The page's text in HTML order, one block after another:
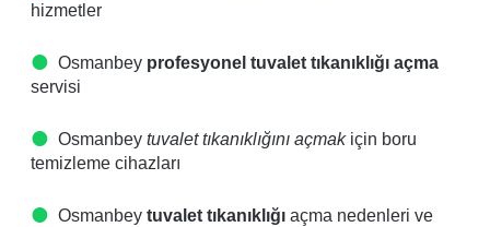
hizmetler
Osmanbey profesyonel tuvalet tıkanıklığı açma
servisi
Osmanbey tuvalet tıkanıklığını açmakiçin boru
temizleme cihazları
Osmanbey tuvalet tıkanıklığı açma nedenleri ve